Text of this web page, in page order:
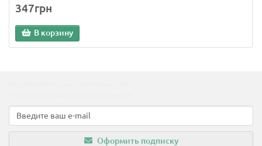
347грн
В корзину
Оформить подписку